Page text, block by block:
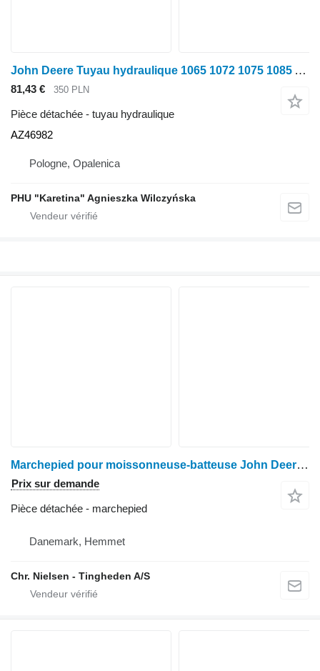
John Deere Tuyau hydraulique 1065 1072 1075 1085 AZ46982 pour moissonneuse-batteuse John Deere 1065 1072 1075 1085
81,43 € 350 PLN
Pièce détachée - tuyau hydraulique
AZ46982
Pologne, Opalenica
PHU "Karetina" Agnieszka Wilczyńska
Marchepied pour moissonneuse-batteuse John Deere 1085
Prix sur demande
Pièce détachée - marchepied
Danemark, Hemmet
Chr. Nielsen - Tingheden A/S